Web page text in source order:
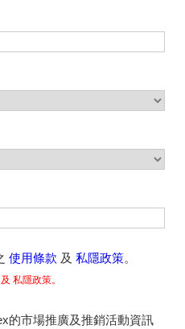
使用條款 及 私隱政策。
私隱政策。
的市場推廣及推銷活動資訊